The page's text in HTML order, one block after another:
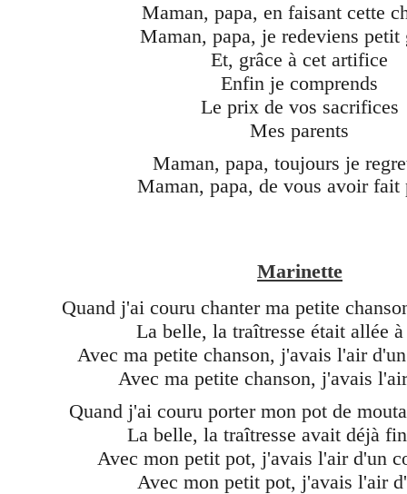
Maman, papa, en faisant cette
Maman, papa, je redeviens petit
Et, grâce à cet artifice
Enfin je comprends
Le prix de vos sacrifices
Mes parents
Maman, papa, toujours je
Maman, papa, de vous avoir fait
Marinette
Quand j'ai couru chanter ma petite
La belle, la traîtresse était allée
Avec ma petite chanson, j'avais l'air
Avec ma petite chanson, j'avais
Quand j'ai couru porter mon pot de
La belle, la traîtresse avait déjà
Avec mon petit pot, j'avais l'air d'un
Avec mon petit pot, j'avais l'air